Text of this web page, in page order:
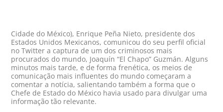
Cidade do México), Enrique Peña Nieto, presidente dos
Estados Unidos Mexicanos, comunicou do seu perfil oficial
no Twitter a captura de um dos criminosos mais
procurados do mundo, Joaquín “El Chapo” Guzmán. Alguns
minutos mais tarde, e de forma frenética, os meios de
comunicação mais influentes do mundo começaram a
comentar a notícia, salientando também a forma que o
Chefe de Estado do México havia usado para divulgar uma
informação tão relevante.